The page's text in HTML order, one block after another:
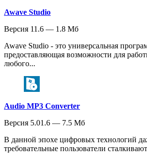
Awave Studio
Версия 11.6 — 1.8 Мб
Awave Studio - это универсальная
предоставляющая возможности для
любого...
Audio MP3 Converter
Версия 5.01.6 — 7.5 Мб
В данной эпохе цифровых технологий
требовательные пользователи